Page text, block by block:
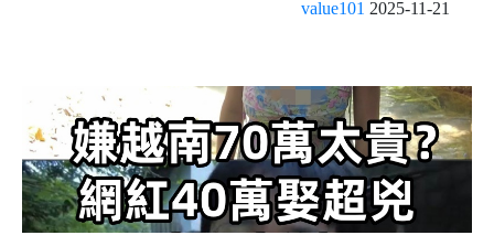
value101 2025-11-21